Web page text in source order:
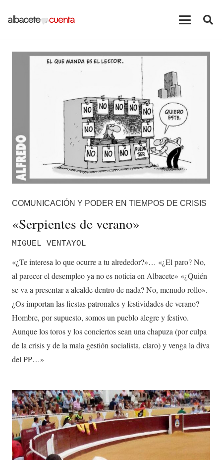
COMUNICACIÓN Y PODER EN TIEMPOS DE CRISIS
«Serpientes de verano»
MIGUEL VENTAYOL
«¿Te interesa lo que ocurre a tu alrededor?»… «¿El paro? No,
al parecer el desempleo ya no es noticia en Albacete» «¿Quién
se va a presentar a alcalde dentro de nada? No, menudo rollo».
¿Os importan las fiestas patronales y festividades de verano?
Hombre, por supuesto, somos un pueblo alegre y festivo.
Aunque los toros y los conciertos sean una chapuza (por culpa
de la crisis y de la mala gestión socialista, claro) y venga la diva
del PP…»